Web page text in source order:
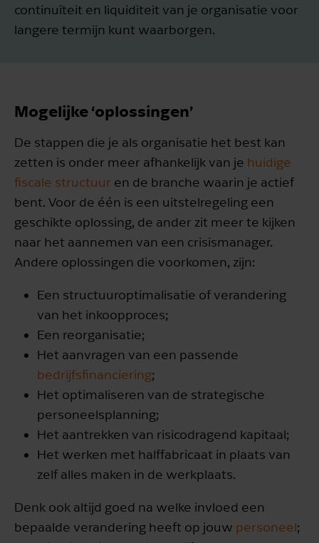
continuïteit en liquiditeit van je organisatie voor
langere termijn kunt waarborgen.
Mogelijke ‘oplossingen’
De stappen die je als organisatie het best kan
zetten is onder meer afhankelijk van je huidige
fiscale structuur en de branche waarin je actief
bent. Voor de één is een uitstelregeling een
geschikte oplossing, de ander zit meer te kijken
naar het aannemen van een crisismanager.
Andere oplossingen die voorkomen, zijn:
Een structuuroptimalisatie of verandering
van het inkoopproces;
Een reorganisatie;
Het aanvragen van een passende
bedrijfsfinanciering;
Het optimaliseren van de strategische
personeelsplanning;
Het aantrekken van risicodragend kapitaal;
Het werken met halffabricaat in plaats van
zelf alles maken in de werkplaats.
Denk ook altijd goed na welke invloed een
bepaalde verandering heeft op jouw personeel;